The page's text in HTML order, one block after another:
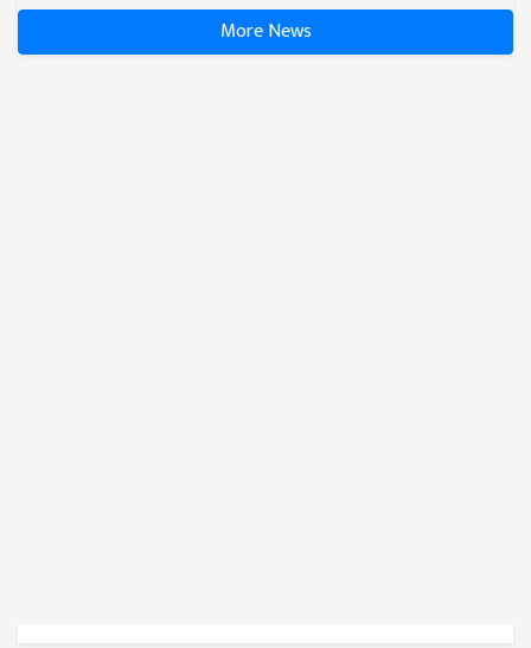
More News